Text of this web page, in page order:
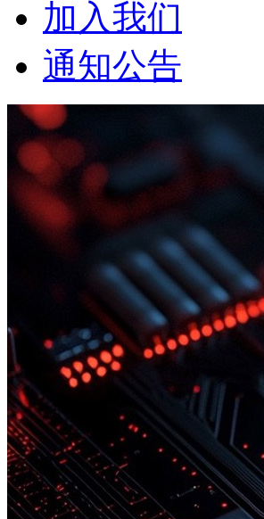
加入我们
通知公告